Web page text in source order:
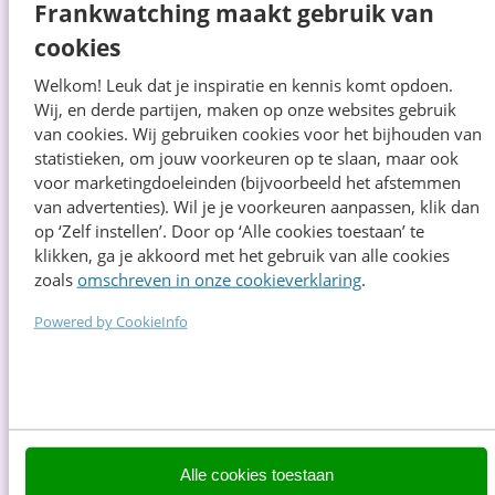
Frankwatching maakt gebruik van
cookies
Welkom! Leuk dat je inspiratie en kennis komt opdoen.
Wij, en derde partijen, maken op onze websites gebruik
van cookies. Wij gebruiken cookies voor het bijhouden van
statistieken, om jouw voorkeuren op te slaan, maar ook
voor marketingdoeleinden (bijvoorbeeld het afstemmen
van advertenties). Wil je je voorkeuren aanpassen, klik dan
op ‘Zelf instellen’. Door op ‘Alle cookies toestaan’ te
klikken, ga je akkoord met het gebruik van alle cookies
zoals omschreven in onze cookieverklaring.
Powered by CookieInfo
Alle cookies toestaan
Tim Thijsse is spreker, auteur en
specialist in...
het Content Experience Systeem
Rutger Steenbergen
SEO Zwolle
Rutger Steenbergen is SEO-expert,
copywriter, online marketeer en...
Lees meer →
Van SEO naar GEO: zo maak je je
Joris Hoogenboom